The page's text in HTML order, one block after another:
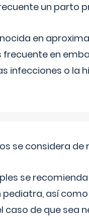
un parto
en
en
infecciones o la
se considera de
se
así
caso de que sea